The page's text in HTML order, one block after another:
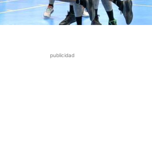
publicidad